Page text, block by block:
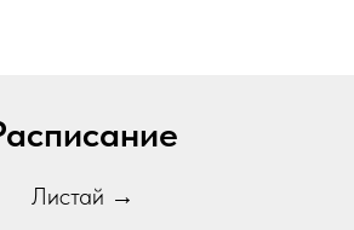
Листай →